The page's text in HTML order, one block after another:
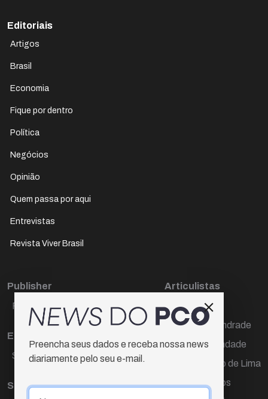
Editoriais
Artigos
Brasil
Economia
Fique por dentro
Política
Negócios
Opinião
Quem passa por aqui
Entrevistas
Revista Viver Brasil
Publisher
Paulo Cesar de Oliveira
Editora Chefe
Sueli Cotta
Sub-editora
Articulistas
Décio Freire
Dr Marcos Andrade
Hamilton Trindade
Igor Carvalho de Lima
Mario Campos
Preencha seus dados e receba nossa news
diariamente pelo seu e-mail.